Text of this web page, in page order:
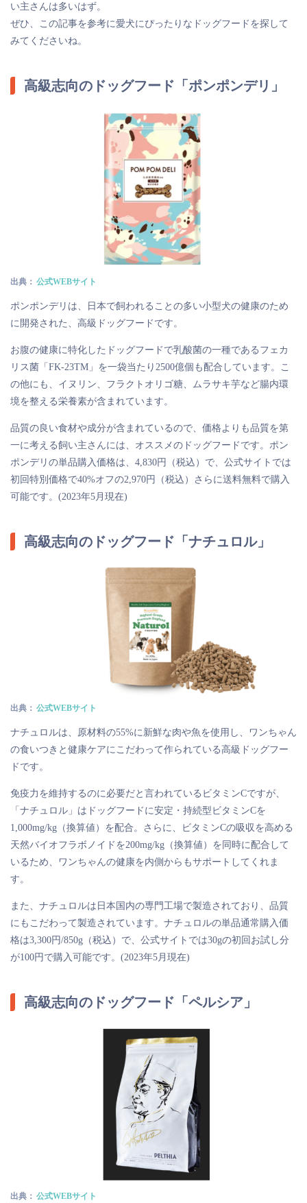
い主さんは多いはず。
ぜひ、この記事を参考に愛犬にぴったりなドッグフードを探して
みてくださいね。
高級志向のドッグフード「ポンポンデリ」
出典： 公式WEBサイト
ポンポンデリは、日本で飼われることの多い小型犬の健康のため
に開発された、高級ドッグフードです。
お腹の健康に特化したドッグフードで乳酸菌の一種であるフェカ
リス菌「FK-23TM」を一袋当たり2500億個も配合しています。こ
の他にも、イヌリン、フラクトオリゴ糖、ムラサキ芋など腸内環
境を整える栄養素が含まれています。
品質の良い食材や成分が含まれているので、価格よりも品質を第
一に考える飼い主さんには、オススメのドッグフードです。ポン
ポンデリの単品購入価格は、4,830円（税込）で、公式サイトでは
初回特別価格で40%オフの2,970円（税込）さらに送料無料で購入
可能です。(2023年5月現在)
高級志向のドッグフード「ナチュロル」
出典： 公式WEBサイト
ナチュロルは、原材料の55%に新鮮な肉や魚を使用し、ワンちゃん
の食いつきと健康ケアにこだわって作られている高級ドッグフー
ドです。
免疫力を維持するのに必要だと言われているビタミンCですが、
「ナチュロル」はドッグフードに安定・持続型ビタミンCを
1,000mg/kg（換算値）を配合。さらに、ビタミンCの吸収を高める
天然バイオフラボノイドを200mg/kg（換算値）を同時に配合して
いるため、ワンちゃんの健康を内側からもサポートしてくれま
す。
また、ナチュロルは日本国内の専門工場で製造されており、品質
にもこだわって製造されています。ナチュロルの単品通常購入価
格は3,300円/850g（税込）で、公式サイトでは30gの初回お試し分
が100円で購入可能です。(2023年5月現在)
高級志向のドッグフード「ペルシア」
出典： 公式WEBサイト